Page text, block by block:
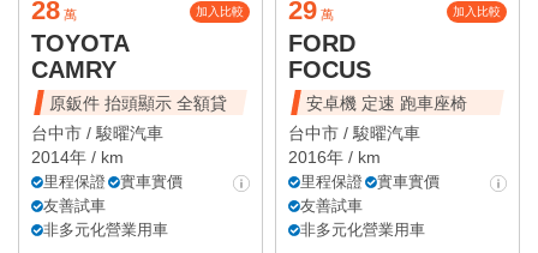
28 萬 加入比較
TOYOTA
CAMRY
原鈑件 抬頭顯示 全額貸
台中市 /駿曜汽車
2014年 / km
里程保證
實車實價
友善試車
非多元化營業用車
29 萬 加入比較
FORD
FOCUS
安卓機 定速 跑車座椅
台中市 /駿曜汽車
2016年 / km
里程保證
實車實價
友善試車
非多元化營業用車